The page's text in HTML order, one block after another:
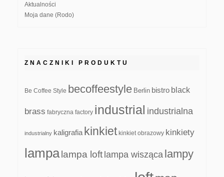
Aktualności
Moja dane (Rodo)
ZNACZNIKI PRODUKTU
Be Coffee Style becoffeestyle Berlin bistro black
brass fabryczna factory industrial industrialna
industrialny kaligrafia kinkiet kinkiet obrazowy kinkiety
lampa lampa loft lampa wisząca lampy